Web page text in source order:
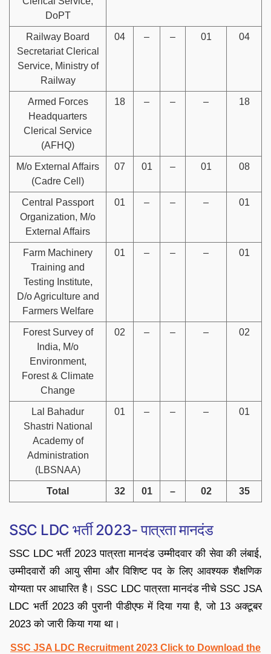
DoPT
Railway Board
Secretariat Clerical
Service, Ministry of
Railway
04 – – 01 04
Armed Forces
Headquarters
Clerical Service
(AFHQ)
18 – – – 18
M/o External Affairs
(Cadre Cell)
07 01 – 01 08
Central Passport
Organization, M/o
External Affairs
01 – – – 01
Farm Machinery
Training and
Testing Institute,
D/o Agriculture and
Farmers Welfare
01 – – – 01
Forest Survey of
India, M/o
Environment,
Forest & Climate
Change
02 – – – 02
Lal Bahadur
Shastri National
Academy of
Administration
(LBSNAA)
01 – – – 01
Total 32 01 – 02 35
SSC LDC भर्ती 2023- पात्रता मानदंड
SSC LDC भर्ती 2023 पात्रता मानदंड उम्मीदवार की सेवा की लंबाई,
उम्मीदवारों की आयु सीमा और विशिष्ट पद के लिए आवश्यक शैक्षणिक
योग्यता पर आधारित है। SSC LDC पात्रता मानदंड नीचे SSC JSA
LDC भर्ती 2023 की पुरानी पीडीएफ में दिया गया है, जो 13 अक्टूबर
2023 को जारी किया गया था।
SSC JSA LDC Recruitment 2023 Click to Download the